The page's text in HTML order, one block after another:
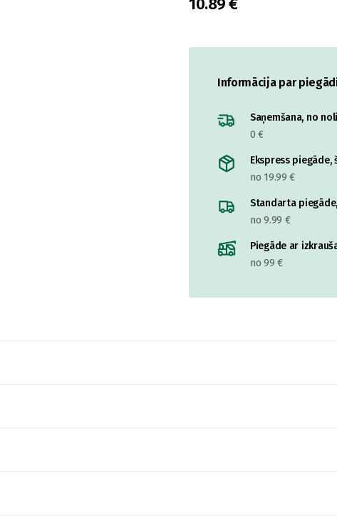
10.89 €
Informācija par
Saņemšana, no
0 €
Ekspress
no 19.99 €
Standarta
no 9.99 €
Piegāde ar
no 99 €